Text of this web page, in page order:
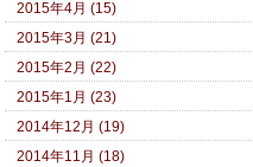
2015年4月 (15)
2015年3月 (21)
2015年2月 (22)
2015年1月 (23)
2014年12月 (19)
2014年11月 (18)